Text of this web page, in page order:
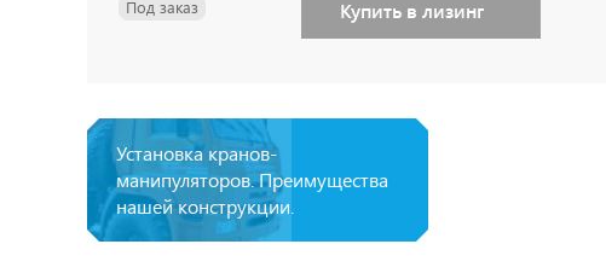
Под заказ Купить в лизинг
Установка кранов-
манипуляторов. Преимущества
нашей конструкции.